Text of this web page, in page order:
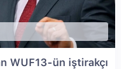
WUF13-ün iştirakçı